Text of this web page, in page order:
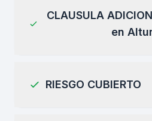
CLAUSULA
en
RIESGO CUBIERTO